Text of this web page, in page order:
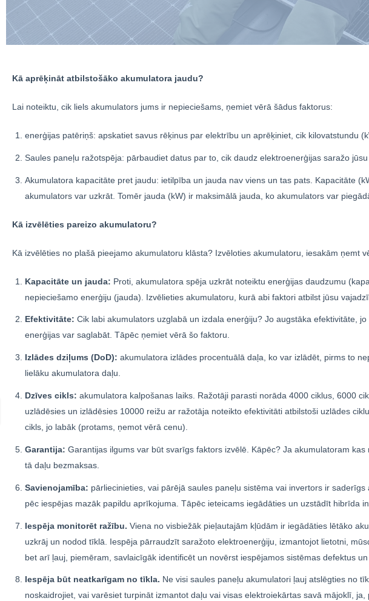
Kā aprēķināt atbilstošāko akumulatora jaudu?
Lai noteiktu, cik liels akumulators jums ir nepieciešams, ņemiet vērā šādus faktorus:
enerģijas patēriņš: apskatiet savus rēķinus par elektrību un aprēķiniet, cik kilovatstundu
Saules paneļu ražotspēja: pārbaudiet datus par to, cik daudz elektroenerģijas saražo
Akumulatora kapacitāte pret jaudu: ietilpība un jauda nav viens un tas pats. Kapacitāte
akumulators var uzkrāt. Tomēr jauda (kW) ir maksimālā jauda, ko akumulators var
Kā izvēlēties pareizo akumulatoru?
Kā izvēlēties no plašā pieejamo akumulatoru klāsta? Izvēloties akumulatoru, iesakām ņemt
Kapacitāte un jauda: Proti, akumulatora spēja uzkrāt noteiktu enerģijas daudzumu
nepieciešamo enerģiju (jauda). Izvēlieties akumulatoru, kurā abi faktori atbilst jūsu
Efektivitāte: Cik labi akumulators uzglabā un izdala enerģiju? Jo augstāka efektivitāte,
enerģijas var saglabāt. Tāpēc ņemiet vērā šo faktoru.
Izlādes dziļums (DoD): akumulatora izlādes procentuālā daļa, ko var izlādēt, pirms to
lielāku akumulatora daļu.
Dzīves cikls: akumulatora kalpošanas laiks. Ražotāji parasti norāda 4000 ciklus, 6000
uzlādēsies un izlādēsies 10000 reižu ar ražotāja noteikto efektivitāti atbilstoši uzlādes
cikls, jo labāk (protams, ņemot vērā cenu).
Garantija: Garantijas ilgums var būt svarīgs faktors izvēlē. Kāpēc? Ja akumulatoram
tā daļu bezmaksas.
Savienojamība: pārliecinieties, vai pārējā saules paneļu sistēma vai invertors ir
pēc iespējas mazāk papildu aprīkojuma. Tāpēc ieteicams iegādāties un uzstādīt hibrīda
Iespēja monitorēt ražību. Viena no visbiežāk pieļautajām kļūdām ir iegādāties lētāko
uzkrāj un nodod tīklā. Iespēja pārraudzīt saražoto elektroenerģiju, izmantojot lietotni,
bet arī ļauj, piemēram, savlaicīgāk identificēt un novērst iespējamos sistēmas defektus
Iespēja būt neatkarīgam no tīkla. Ne visi saules paneļu akumulatori ļauj atslēgties no
noskaidrojiet, vai varēsiet turpināt izmantot daļu vai visas elektroiekārtas savā mājoklī,